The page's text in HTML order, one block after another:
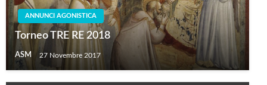
ANNUNCI AGONISTICA
Torneo TRE RE 2018
ASM 27 Novembre 2017